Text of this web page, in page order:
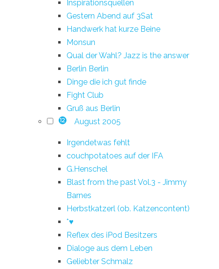
Inspirationsquellen
Gestern Abend auf 3Sat
Handwerk hat kurze Beine
Monsun
Qual der Wahl? Jazz is the answer
Berlin Berlin
Dinge die ich gut finde
Fight Club
Gruß aus Berlin
12 August 2005
Irgendetwas fehlt
couchpotatoes auf der IFA
G.Henschel
Blast from the past Vol.3 - Jimmy
Barnes
Herbstkatzerl (ob. Katzencontent)
*♥
Reflex des iPod Besitzers
Dialoge aus dem Leben
Geliebter Schmalz